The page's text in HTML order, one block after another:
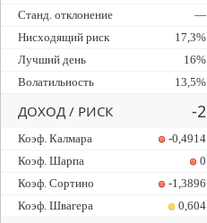
Станд. отклонение
—
Нисходящий риск
17,3%
Лучший день
16%
Волатильность
13,5%
ДОХОД / РИСК -2
Коэф. Калмара
-0,4914
Коэф. Шарпа
0
Коэф. Сортино
-1,3896
Коэф. Швагера
0,604